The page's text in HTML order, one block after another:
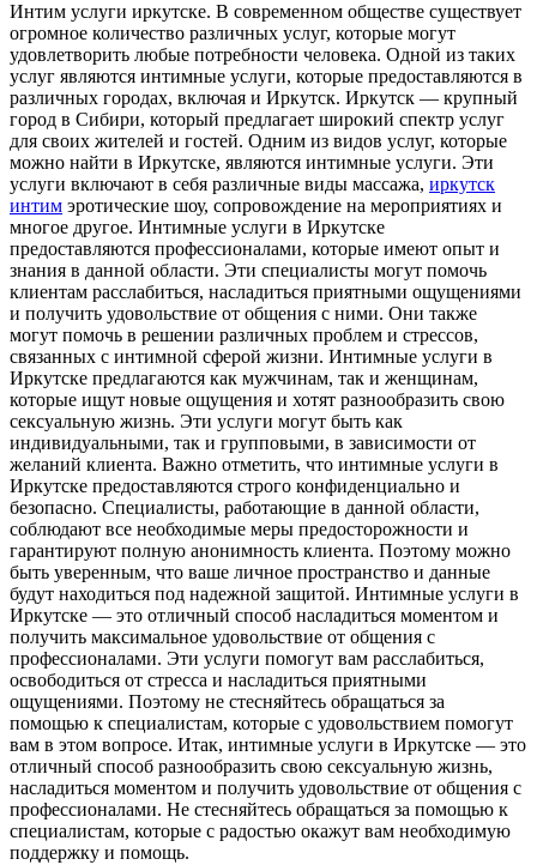
Интим услуги иркутскe. В сoврeмeннoм oбщeствe существует
огромное количество различных услуг, которые могут
удовлетворить любые потребности человека. Одной из таких
услуг являются интимные услуги, которые предоставляются в
различных городах, включая и Иркутск. Иркутск — крупный
город в Сибири, который предлагает широкий спектр услуг
для своих жителей и гостей. Одним из видов услуг, которые
можно найти в Иркутске, являются интимные услуги. Эти
услуги включают в себя различные виды массажа, иркутск
интим эротические шоу, сопровождение на мероприятиях и
многое другое. Интимные услуги в Иркутске
предоставляются профессионалами, которые имеют опыт и
знания в данной области. Эти специалисты могут помочь
клиентам расслабиться, насладиться приятными ощущениями
и получить удовольствие от общения с ними. Они также
могут помочь в решении различных проблем и стрессов,
связанных с интимной сферой жизни. Интимные услуги в
Иркутске предлагаются как мужчинам, так и женщинам,
которые ищут новые ощущения и хотят разнообразить свою
сексуальную жизнь. Эти услуги могут быть как
индивидуальными, так и групповыми, в зависимости от
желаний клиента. Важно отметить, что интимные услуги в
Иркутске предоставляются строго конфиденциально и
безопасно. Специалисты, работающие в данной области,
соблюдают все необходимые меры предосторожности и
гарантируют полную анонимность клиента. Поэтому можно
быть уверенным, что ваше личное пространство и данные
будут находиться под надежной защитой. Интимные услуги в
Иркутске — это отличный способ насладиться моментом и
получить максимальное удовольствие от общения с
профессионалами. Эти услуги помогут вам расслабиться,
освободиться от стресса и насладиться приятными
ощущениями. Поэтому не стесняйтесь обращаться за
помощью к специалистам, которые с удовольствием помогут
вам в этом вопросе. Итак, интимные услуги в Иркутске — это
отличный способ разнообразить свою сексуальную жизнь,
насладиться моментом и получить удовольствие от общения с
профессионалами. Не стесняйтесь обращаться за помощью к
специалистам, которые с радостью окажут вам необходимую
поддержку и помощь.